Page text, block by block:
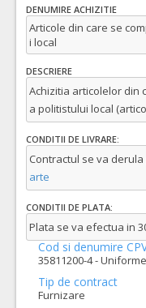
DENUMIRE ACHIZITIE
Articole din care se
i local
DESCRIERE
Achizitia articolelor din
a politistului local
CONDITII DE LIVRARE:
Contractul se va
arte
CONDITII DE PLATA:
Plata se va efectua in
Cod si denumire
35811200-4 -
Tip de contract
Furnizare